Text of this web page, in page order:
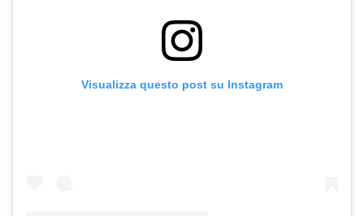
Visualizza questo post su Instagram